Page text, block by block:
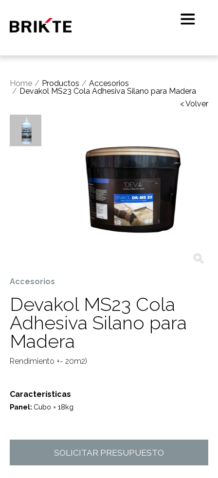
Home Productos
Accesorios
Devakol MS23 Cola Adhesiva Silano para Madera
< Volver
Accesorios
Devakol MS23 Cola
Adhesiva Silano para
Madera
Rendimiento +- 20m2)
Características
Panel: Cubo = 18kg
SOLICITAR PRESUPUESTO